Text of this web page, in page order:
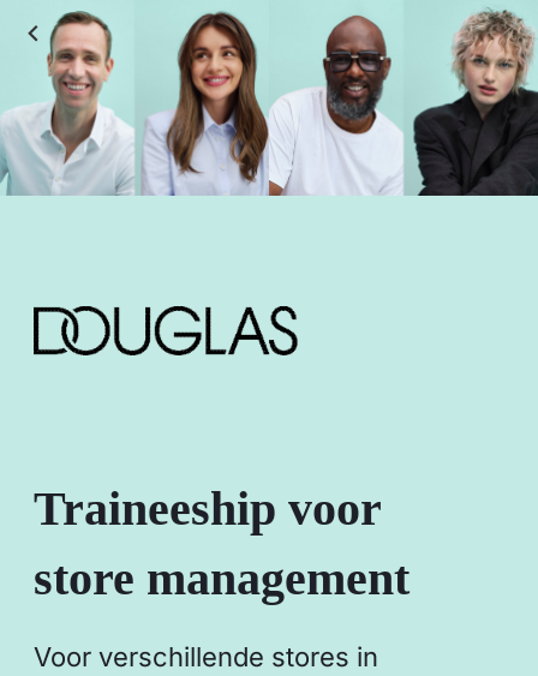
Traineeship voor
store management
Voor verschillende stores in